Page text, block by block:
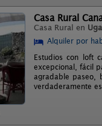
Casa Rural
Casa Rural en
Alquiler por
Estudios con loft
excepcional, fácil
agradable paseo,
verdaderamente